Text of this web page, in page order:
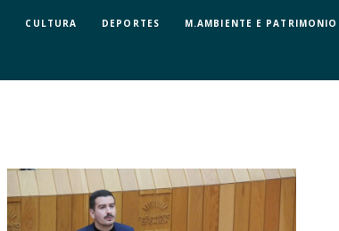
CULTURA DEPORTES M.AMBIENTE E PATRIMONIO